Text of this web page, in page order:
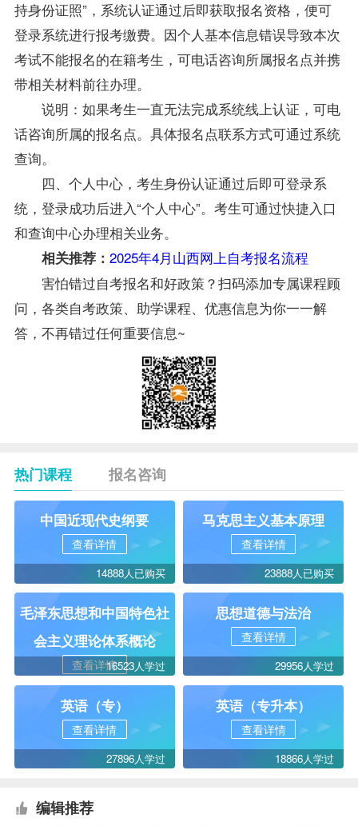
持身份证照”，系统认证通过后即获取报名资格，便可
登录系统进行报考缴费。因个人基本信息错误导致本次
考试不能报名的在籍考生，可电话咨询所属报名点并携
带相关材料前往办理。
说明：如果考生一直无法完成系统线上认证，可电
话咨询所属的报名点。具体报名点联系方式可通过系统
查询。
四、个人中心，考生身份认证通过后即可登录系
统，登录成功后进入“个人中心”。考生可通过快捷入口
和查询中心办理相关业务。
相关推荐： 2025年4月山西网上自考报名流程
害怕错过自考报名和好政策？扫码添加专属课程顾
问，各类自考政策、助学课程、优惠信息为你一一解
答，不再错过任何重要信息~
热门课程 报名咨询
中国近现代史纲要
查看详情
14888人已购买
马克思主义基本原理
查看详情
23888人已购买
毛泽东思想和中国特色社
会主义理论体系概论
查看详情16523人学过
思想道德与法治
查看详情
29956人学过
英语（专）
查看详情
27896人学过
英语（专升本）
查看详情
18866人学过
编辑推荐